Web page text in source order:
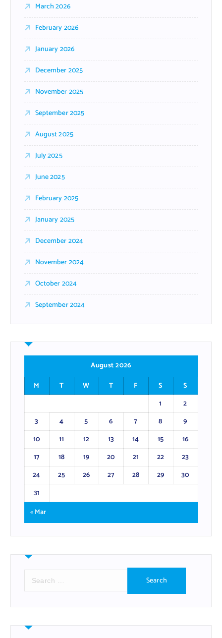
March 2026
February 2026
January 2026
December 2025
November 2025
September 2025
August 2025
July 2025
June 2025
February 2025
January 2025
December 2024
November 2024
October 2024
September 2024
August 2026
M
T W T F S
S
1
2
3
4 5 6 7 8
9
10
11 12 13 14 15
16
17
18 19 20 21 22
23
24
25 26 27 28 29
30
31
« Mar
r
h